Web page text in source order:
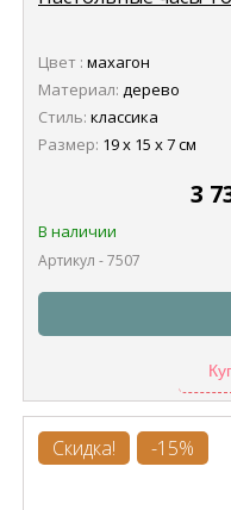
Цвет : махагон
Материал: дерево
Стиль: классика
Размер: 19 х 15 х 7 см
3
В наличии
Артикул - 7507
Скидка! -15%